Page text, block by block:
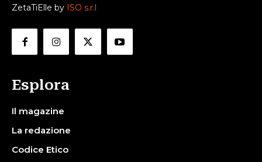
ZetaTiElle by ISO s.r.l
Esplora
Il magazine
La redazione
Codice Etico